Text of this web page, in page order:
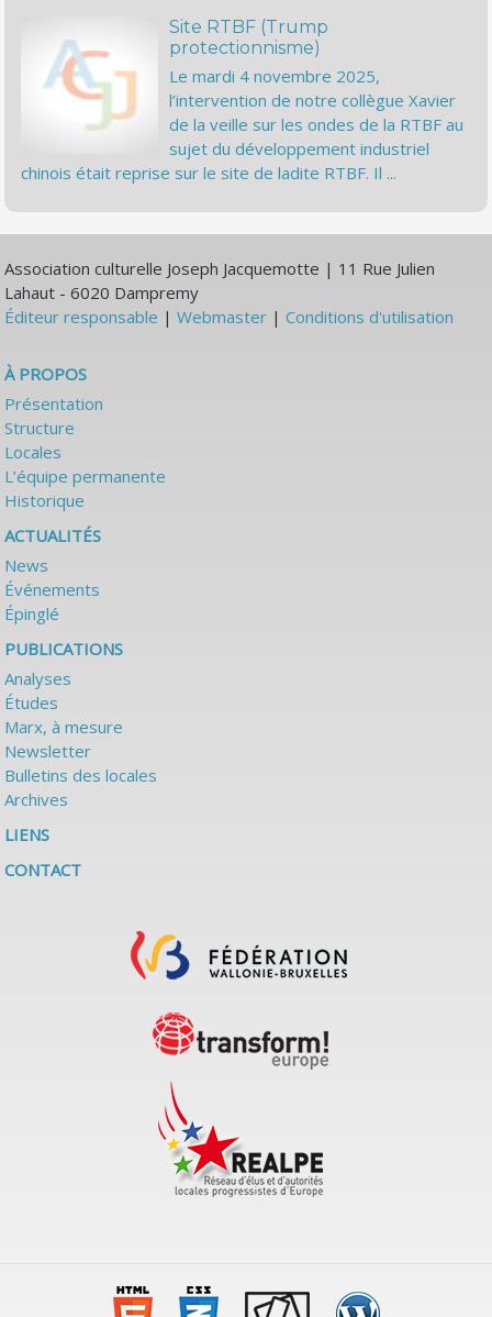
Site RTBF (Trump
protectionnisme)
Le mardi 4 novembre 2025,
l’intervention de notre collègue Xavier
de la veille sur les ondes de la RTBF au
sujet du développement industriel
chinois était reprise sur le site de ladite RTBF. Il ...
Association culturelle Joseph Jacquemotte | 11 Rue Julien
Lahaut - 6020 Dampremy
Éditeur responsable |Webmaster |Conditions d'utilisation
À PROPOS
Présentation
Structure
Locales
L’équipe permanente
Historique
ACTUALITÉS
News
Événements
Épinglé
PUBLICATIONS
Analyses
Études
Marx, à mesure
Newsletter
Bulletins des locales
Archives
LIENS
CONTACT